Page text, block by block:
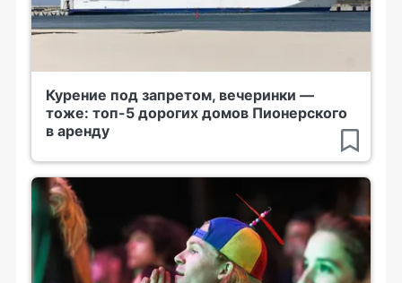
Курение под запретом, вечеринки —
тоже: топ-5 дорогих домов Пионерского
в аренду